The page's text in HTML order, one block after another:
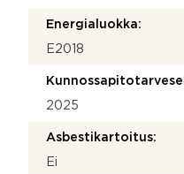
Energialuokka:
E2018
2025
Asbestikartoitus:
Ei